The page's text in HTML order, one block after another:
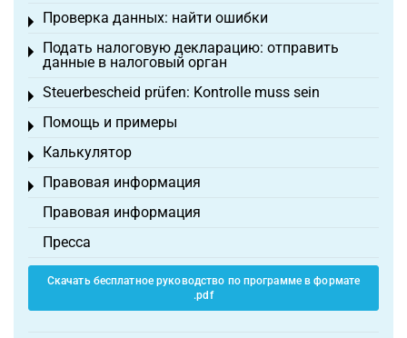
Проверка данных: найти ошибки
Toggle menu
Подать налоговую декларацию: отправить
данные в налоговый орган
Toggle menu
Steuerbescheid prüfen: Kontrolle muss sein
Toggle menu
Помощь и примеры
Toggle menu
Калькулятор
Toggle menu
Правовая информация
Toggle menu
Правовая информация
Пресса
Скачать бесплатное руководство по программе в формате
.pdf